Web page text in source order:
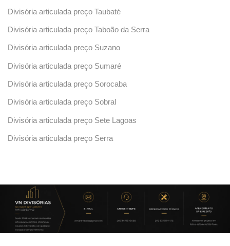
Divisória articulada preço Taubaté
Divisória articulada preço Taboão da Serra
Divisória articulada preço Suzano
Divisória articulada preço Sumaré
Divisória articulada preço Sorocaba
Divisória articulada preço Sobral
Divisória articulada preço Sete Lagoas
Divisória articulada preço Serra